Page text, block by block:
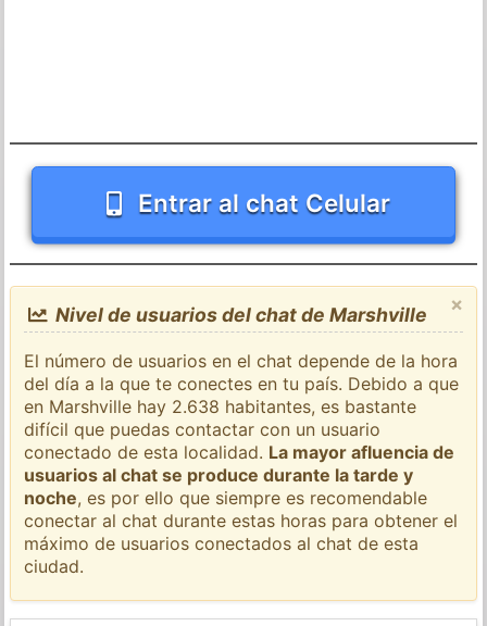
Entrar al chat Celular
×
Nivel de usuarios del chat de Marshville
El número de usuarios en el chat depende de la hora
del día a la que te conectes en tu país. Debido a que
en Marshville hay 2.638 habitantes, es bastante
difícil que puedas contactar con un usuario
conectado de esta localidad. La mayor afluencia de
usuarios al chat se produce durante la tarde y
noche, es por ello que siempre es recomendable
conectar al chat durante estas horas para obtener el
máximo de usuarios conectados al chat de esta
ciudad.